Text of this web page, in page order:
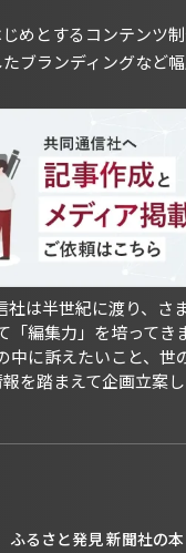
めとするコンテンツ
ブランディングなど
社は半世紀に渡り、さ
「編集力」を培ってき
中に訴えたいこと、世
を踏まえて企画立案し
ふるさと発見 新聞社の本